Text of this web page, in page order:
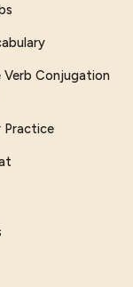
Verb Conjugation
Practice